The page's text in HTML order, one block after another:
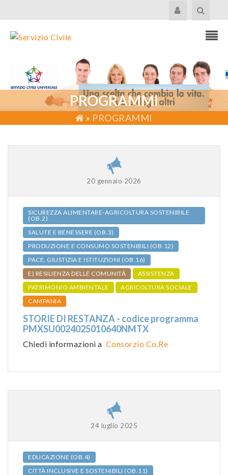
PROGRAMMI
» PROGRAMMI
20 gennaio 2026
SICUREZZA ALIMENTARE-AGRICOLTURA SOSTENIBILE
(OB.2)
SALUTE E BENESSERE (OB.3)
PRODUZIONE E CONSUMO SOSTENIBILI (OB.12)
PACE, GIUSTIZIA E ISTITUZIONI (OB.16)
E) RESILIENZA DELLE COMUNITÀ
ASSISTENZA
PATRIMONIO AMBIENTALE
AGRICOLTURA SOCIALE
CAMPANIA
STORIE DI RESTANZA - codice programma
PMXSU0024025010640NMTX
Chiedi informazioni a Consorzio Co.Re
24 luglio 2025
EDUCAZIONE (OB.4)
CITTÀ INCLUSIVE E SOSTENIBILI (OB.11)